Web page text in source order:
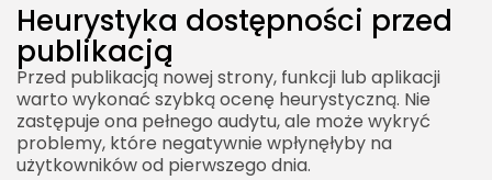
Heurystyka dostępności przed
publikacją
Przed publikacją nowej strony, funkcji lub aplikacji
warto wykonać szybką ocenę heurystyczną. Nie
zastępuje ona pełnego audytu, ale może wykryć
problemy, które negatywnie wpłynęłyby na
użytkowników od pierwszego dnia.